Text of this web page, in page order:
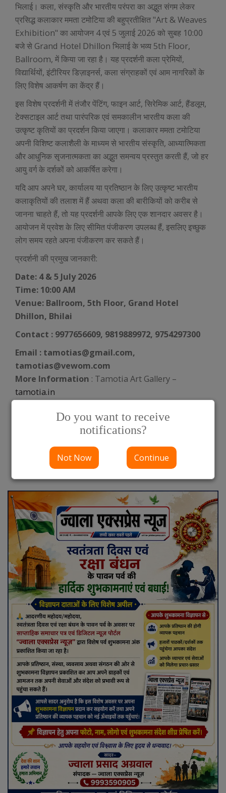
भिलाई। कला, संस्कृति और भारतीय परंपरा का अद्भुत संगम लेकर
प्रसिद्ध कलाकार ममता टमोटिया की बहुप्रतीक्षित "Art & Weaves
Exhibition" का आयोजन 4 एवं 5 जुलाई 2026 को सुबह 10:00
बजे से Grand Hotel Dhillon भिलाई के भव्य 5th Floor,
Ballroom, में किया जा रहा है। यह प्रदर्शनी कला प्रेमियों,
विद्यार्थियों, इंटीरियर डिज़ाइनर्स, कला संग्राहकों एवं आम नागरिकों के
लिए विशेष आकर्षण का केंद्र हैं।
इस विशेष प्रदर्शनी में तंजौर पेंटिंग, फाइन आर्ट, सिरेमिक आर्ट, हैंडलूम,
टेक्सटाइल आर्ट तथा पारंपरिक एवं समकालीन भारतीय कला की
उत्कृष्ट कृतियों का प्रदर्शन किया जाएगा। कलाकार ममता टमोटिया
अपनी विशिष्ट कलाशैली के माध्यम से भारतीय संस्कृति, आध्यात्मिकता
और आधुनिक सृजनात्मकता का अद्भुत समन्वय प्रस्तुत करती हैं, जो हर
आयु वर्ग के दर्शकों को आकर्षित करेगा।
यदि आप अपने घर, कार्यालय या प्रतिष्ठान के लिए उत्कृष्ट भारतीय
कलाकृतियों की तलाश में हैं अथवा कला की बारीकियों को करीब से
जानना चाहते हैं, तो यह प्रदर्शनी आपके लिए एक शानदार अवसर है।
आयोजन में प्रवेश के लिए सीमित पंजीकरण उपलब्ध हैं, इसलिए इच्छुक
लोग समय रहते अपना पंजीकरण कर सकते हैं।
प्रदर्शनी की प्रमुख जानकारी:
Date: 4 & 5 July 2026
Time: 10:00 AM
Venue: Ballroom, 5th Floor, Grand Hotel
Dhillon, Bhilai
Contact : 9977656609, 9819889972, 9754297300
Email : tamotias@gmail.com,
tamotias@vewom.com
More Information : Tamotia Art Gallery –
tamotia.in
कला के रंगों, भारतीय विरासत और रचनात्मक अभिव्यक्ति का यह भव्य
उत्सव केवल दो दिनों के लिए आयोजित किया जा रहा है। यदि आप
कला के प्रति रुचि रखते हैं, तो इस विशेष प्रदर्शनी का हिस्सा बनना न
Do you want to receive
notifications?
Not Now Continue